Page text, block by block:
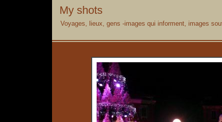
My shots
Voyages, lieux, gens -images qui informent, images